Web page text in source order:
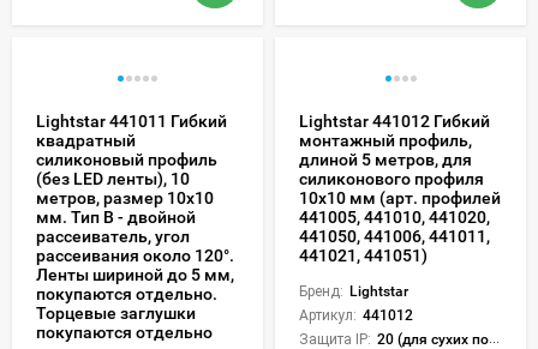
Lightstar 441011 Гибкий
квадратный
силиконовый профиль
(без LED ленты), 10
метров, размер 10х10
мм. Тип В - двойной
рассеиватель, угол
рассеивания около 120°.
Ленты шириной до 5 мм,
покупаются отдельно.
Торцевые заглушки
покупаются отдельно
Lightstar 441012 Гибкий
монтажный профиль,
длиной 5 метров, для
силиконового профиля
10x10 мм (арт. профилей
441005, 441010, 441020,
441050, 441006, 441011,
441021, 441051)
Бренд: Lightstar
Артикул: 441012
Защита IP: 20 (для сухих пом.)